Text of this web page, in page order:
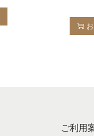
ご利用